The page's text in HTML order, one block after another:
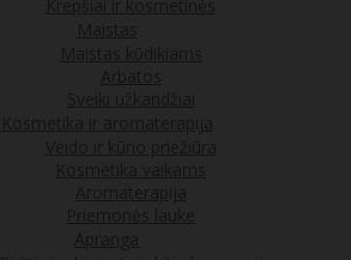
Krepšiai ir kosmetinės
Maistas
Maistas kūdikiams
Arbatos
Sveiki užkandžiai
Kosmetika ir aromaterapija
Veido ir kūno priežiūra
Kosmetika vaikams
Aromaterapija
Priemonės lauke
Apranga